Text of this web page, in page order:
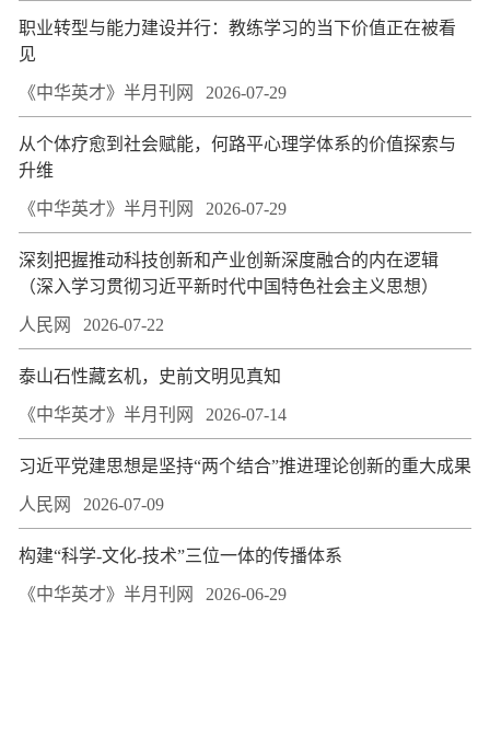
职业转型与能力建设并行：教练学习的当下价值正在被看
见
《中华英才》半月刊网 2026-07-29
从个体疗愈到社会赋能，何路平心理学体系的价值探索与
升维
《中华英才》半月刊网 2026-07-29
深刻把握推动科技创新和产业创新深度融合的内在逻辑
（深入学习贯彻习近平新时代中国特色社会主义思想）
人民网 2026-07-22
泰山石性藏玄机，史前文明见真知
《中华英才》半月刊网 2026-07-14
习近平党建思想是坚持“两个结合”推进理论创新的重大成果
人民网 2026-07-09
构建“科学-文化-技术”三位一体的传播体系
《中华英才》半月刊网 2026-06-29